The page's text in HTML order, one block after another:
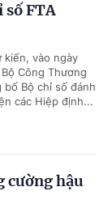
số FTA
kiến, vào ngày
Công Thương
Bộ chỉ số đánh
các Hiệp định...
cường hậu